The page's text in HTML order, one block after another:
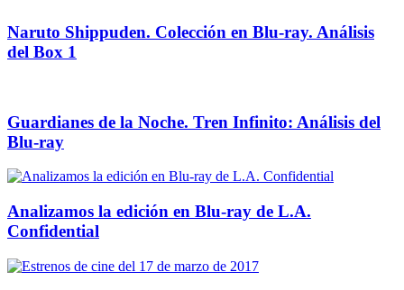
Naruto Shippuden. Colección en Blu-ray. Análisis
del Box 1
Guardianes de la Noche. Tren Infinito: Análisis del
Blu-ray
Analizamos la edición en Blu-ray de L.A.
Confidential